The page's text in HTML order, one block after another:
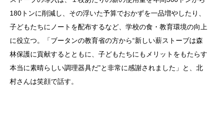
180トンに削減し、その浮いた予算でおかずを一品増やしたり、
子どもたちにノートを配布するなど、学校の食・教育環境の向上
に役立つ。「ブータンの教育省の方から“新しい薪ストーブは森
林保護に貢献するとともに、子どもたちにもメリットをもたらす
本当に素晴らしい調理器具だ”と非常に感謝されました」と、北
村さんは笑顔で話す。